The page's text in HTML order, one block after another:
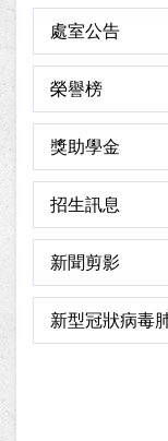
處室公告
榮譽榜
獎助學金
招生訊息
新聞剪影
新型冠狀病毒